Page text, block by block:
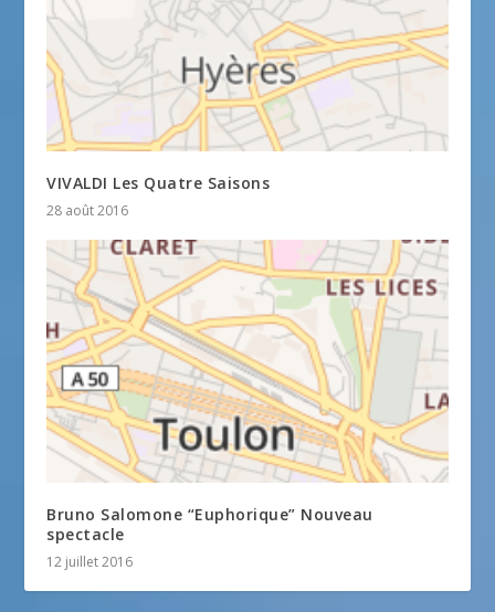
VIVALDI Les Quatre Saisons
28 août 2016
Bruno Salomone “Euphorique” Nouveau
spectacle
12 juillet 2016